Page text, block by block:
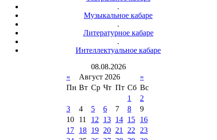
.
Музыкальное кабаре
.
Литературное кабаре
.
Интеллектуальное кабаре
08.08.2026
«
Август 2026
»
Пн Вт Ср Чт Пт Сб Вс
1
2
3
4 5 6 7 8
9
10
11 12 13 14 15
16
17
18 19 20 21 22
23